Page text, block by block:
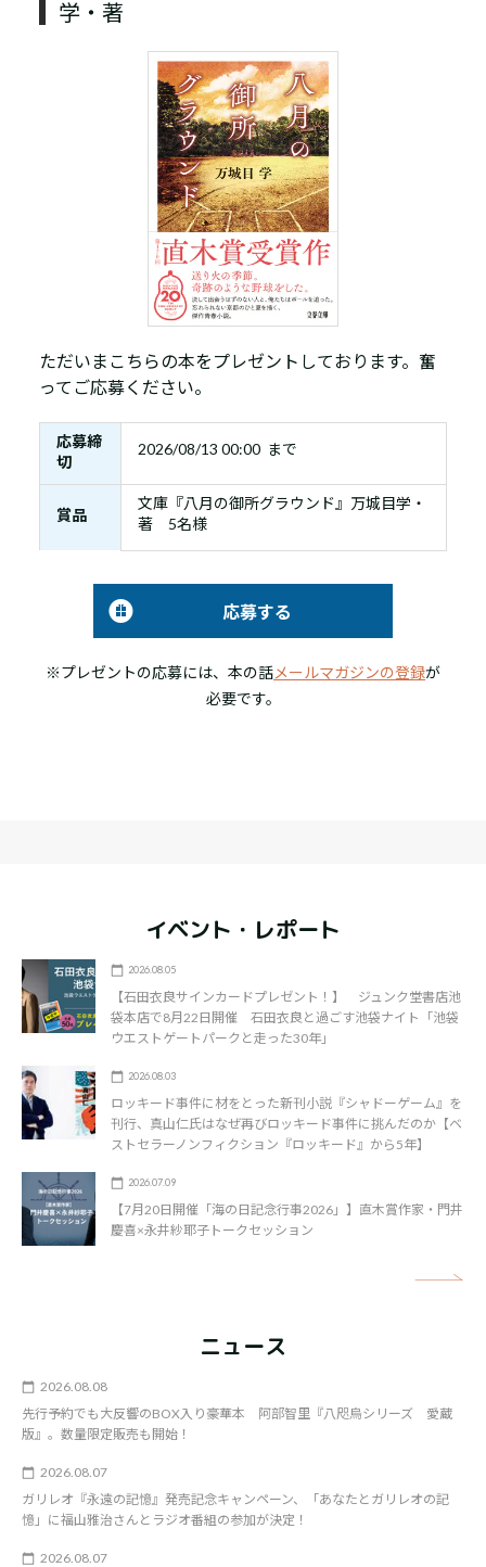
学・著
ただいまこちらの本をプレゼントしております。奮
ってご応募ください。
応募締
切
2026/08/13 00:00 まで
賞品
文庫『八月の御所グラウンド』万城目学・
著 5名様
応募する
※プレゼントの応募には、本の話メールマガジンの登録が
必要です。
イベント・レポート
2026.08.05
【石田衣良サインカードプレゼント！】 ジュンク堂書店池
袋本店で8月22日開催 石田衣良と過ごす池袋ナイト「池袋
ウエストゲートパークと走った30年」
2026.08.03
ロッキード事件に材をとった新刊小説『シャドーゲーム』を
刊行、真山仁氏はなぜ再びロッキード事件に挑んだのか【ベ
ストセラーノンフィクション『ロッキード』から5年】
2026.07.09
【7月20日開催「海の日記念行事2026」】直木賞作家・門井
慶喜×永井紗耶子トークセッション
ニュース
2026.08.08
先行予約でも大反響のBOX入り豪華本 阿部智里『八咫烏シリーズ 愛蔵
版』。数量限定販売も開始！
2026.08.07
ガリレオ『永遠の記憶』発売記念キャンペーン、「あなたとガリレオの記
憶」に福山雅治さんとラジオ番組の参加が決定！
2026.08.07